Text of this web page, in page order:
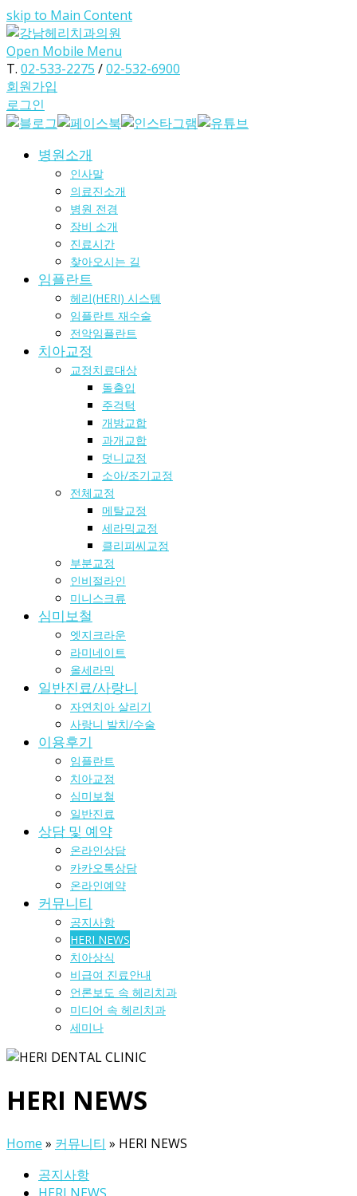
skip to Main Content
Open Mobile Menu
T. 02-533-2275 /02-532-6900
회원가입
로그인
병원소개
인사말
의료진소개
병원 전경
장비 소개
진료시간
찾아오시는 길
임플란트
헤리(HERI) 시스템
임플란트 재수술
전악임플란트
치아교정
교정치료대상
돌출입
주걱턱
개방교합
과개교합
덧니교정
소아/조기교정
전체교정
메탈교정
세라믹교정
클리피씨교정
부분교정
인비절라인
미니스크류
심미보철
엣지크라운
라미네이트
올세라믹
일반진료/사랑니
자연치아 살리기
사랑니 발치/수술
이용후기
임플란트
치아교정
심미보철
일반진료
상담 및 예약
온라인상담
카카오톡상담
온라인예약
커뮤니티
공지사항
HERI NEWS
치아상식
비급여 진료안내
언론보도 속 헤리치과
미디어 속 헤리치과
세미나
HERI NEWS
Home » 커뮤니티 » HERI NEWS
공지사항